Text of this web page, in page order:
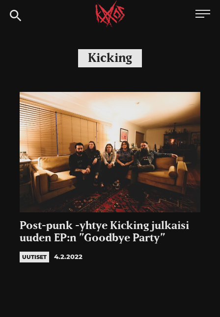
Siirry
suoraan
Kaaoszine
Kicking
Post-punk -yhtye Kicking julkaisi
uuden EP:n ”Goodbye Party”
UUTISET 4.2.2022